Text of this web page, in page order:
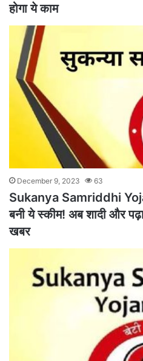
होगा ये काम
December 9, 2023 63
Sukanya Samriddhi
बनी ये स्कीम! अब शादी और
खबर